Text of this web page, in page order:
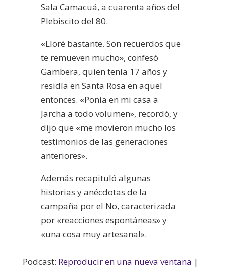
Sala Camacuá, a cuarenta años del
Plebiscito del 80.
«Lloré bastante. Son recuerdos que
te remueven mucho», confesó
Gambera, quien tenía 17 años y
residía en Santa Rosa en aquel
entonces. «Ponía en mi casa a
Jarcha a todo volumen», recordó, y
dijo que «me movieron mucho los
testimonios de las generaciones
anteriores».
Además recapituló algunas
historias y anécdotas de la
campaña por el No, caracterizada
por «reacciones espontáneas» y
«una cosa muy artesanal».
Podcast: Reproducir en una nueva ventana |